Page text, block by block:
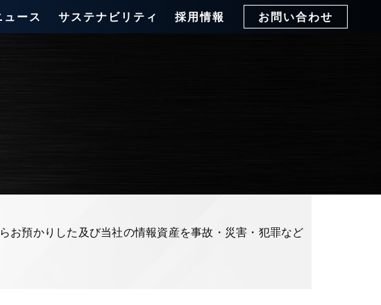
ュース サステナビリティ 採用情報 お問い合わせ
お預かりした及び当社の情報資産を事故・災害・犯罪など